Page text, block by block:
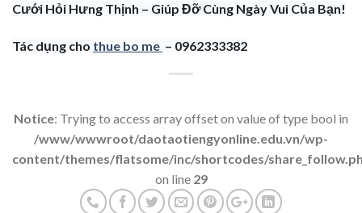
Cưới Hỏi Hưng Thịnh – Giúp Đỡ Cùng Ngày Vui Của Bạn!
Tác dụng cho thue bo me – 0962333382
Notice: Trying to access array offset on value of type bool in
/www/wwwroot/daotaotiengyonline.edu.vn/wp-
content/themes/flatsome/inc/shortcodes/
on line 29